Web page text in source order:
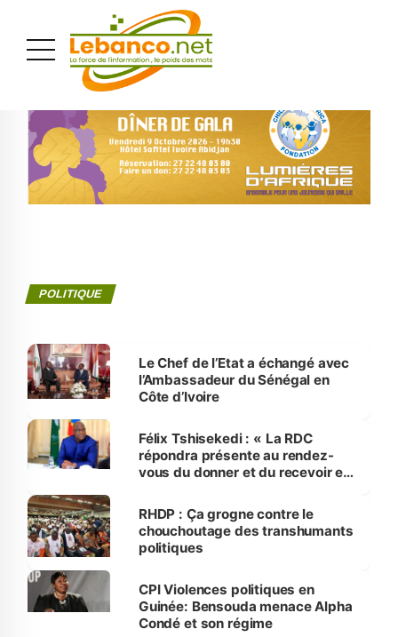
POLITIQUE
Le Chef de l’Etat a échangé avec
l’Ambassadeur du Sénégal en
Côte d’Ivoire
Félix Tshisekedi : « La RDC
répondra présente au rendez-
vous du donner et du recevoir en
développement »
RHDP : Ça grogne contre le
chouchoutage des transhumants
politiques
CPI Violences politiques en
Guinée: Bensouda menace Alpha
Condé et son régime